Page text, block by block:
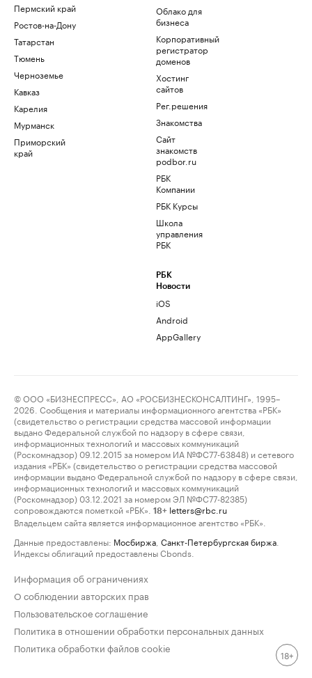
Пермский край
Ростов-на-Дону
Татарстан
Тюмень
Черноземье
Кавказ
Карелия
Мурманск
Приморский
край
Облако для
бизнеса
Корпоративный
регистратор
доменов
Хостинг
сайтов
Рег.решения
Знакомства
Сайт
знакомств
podbor.ru
РБК
Компании
РБК Курсы
Школа
управления
РБК
РБК
Новости
iOS
Android
AppGallery
© ООО «БИЗНЕСПРЕСС», АО «РОСБИЗНЕСКОНСАЛТИНГ», 1995–
2026. Сообщения и материалы информационного агентства «РБК»
(свидетельство о регистрации средства массовой информации
выдано Федеральной службой по надзору в сфере связи,
информационных технологий и массовых коммуникаций
(Роскомнадзор) 09.12.2015 за номером ИА №ФС77-63848) и сетевого
издания «РБК» (свидетельство о регистрации средства массовой
информации выдано Федеральной службой по надзору в сфере связи,
информационных технологий и массовых коммуникаций
(Роскомнадзор) 03.12.2021 за номером ЭЛ №ФС77-82385)
сопровождаются пометкой «РБК».
18+ letters@rbc.ru
Владельцем сайта является информационное агентство «РБК».
Данные предоставлены: Мосбиржа Санкт-Петербургская биржа
Индексы облигаций предоставлены Cbonds.
Информация об ограничениях
О соблюдении авторских прав
Пользовательское соглашение
Политика в отношении обработки персональных данных
Политика обработки файлов cookie
18+